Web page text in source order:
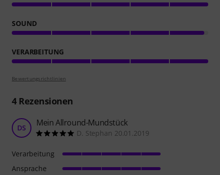
SOUND
VERARBEITUNG
Bewertungsrichtlinien
4Rezensionen
DS Mein Allround-Mundstück
D. Stephan 20.01.2019
Verarbeitung
Ansprache